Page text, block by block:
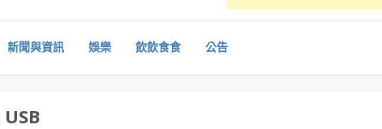
新聞與資訊 娛樂 飲飲食食 公告
USB